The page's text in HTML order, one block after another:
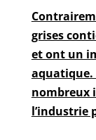
grises
et ont un
aquatique.
nombreux
l’industrie